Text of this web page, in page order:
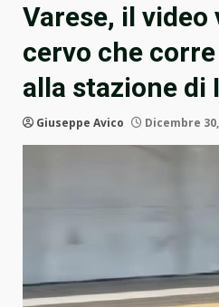
Varese, il video
cervo che
alla stazione di
Giuseppe Avico Dicembre